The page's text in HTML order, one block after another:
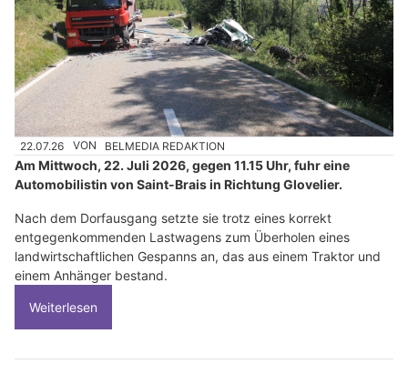
22.07.26 VON BELMEDIA REDAKTION
Am Mittwoch, 22. Juli 2026, gegen 11.15 Uhr, fuhr eine
Automobilistin von Saint-Brais in Richtung Glovelier.
Nach dem Dorfausgang setzte sie trotz eines korrekt
entgegenkommenden Lastwagens zum Überholen eines
landwirtschaftlichen Gespanns an, das aus einem Traktor und
einem Anhänger bestand.
Weiterlesen